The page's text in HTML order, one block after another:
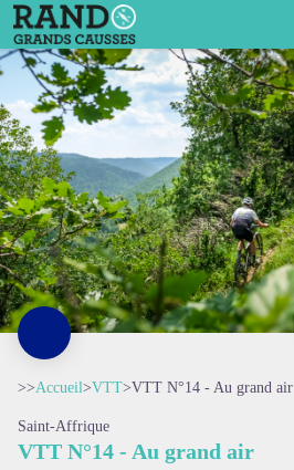
VTT N°14 - Au grand air
>>Accueil>VTT>VTT N°14 - Au grand air
Saint-Affrique
VTT N°14 - Au grand air